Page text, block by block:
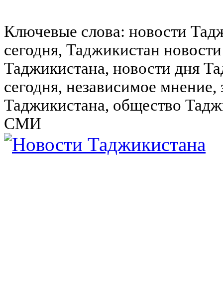
Ключевые слова: новости
сегодня, Таджикистан
Таджикистана, новости дня
сегодня, независимое
Таджикистана, общество
СМИ